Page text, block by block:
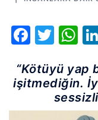
“Kötüyü yap
işitmediğin.